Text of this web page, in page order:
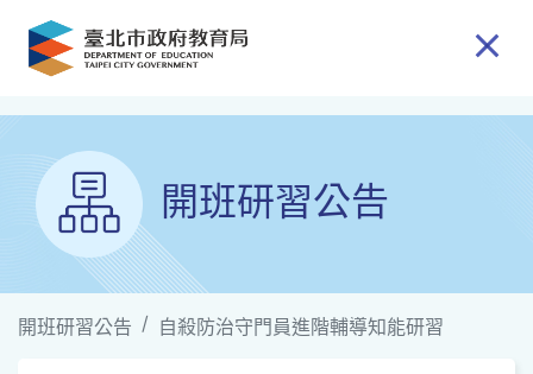
跳到主要內容
開班研習公告
開班研習公告 自殺防治守門員進階輔導知能研習